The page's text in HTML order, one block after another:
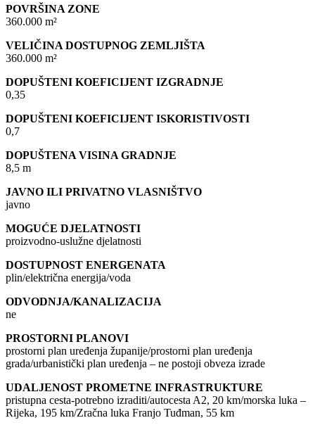
POVRŠINA ZONE
360.000 m²
VELIČINA DOSTUPNOG ZEMLJIŠTA
360.000 m²
DOPUŠTENI KOEFICIJENT IZGRADNJE
0,35
DOPUŠTENI KOEFICIJENT ISKORISTIVOSTI
0,7
DOPUŠTENA VISINA GRADNJE
8,5 m
JAVNO ILI PRIVATNO VLASNIŠTVO
javno
MOGUĆE DJELATNOSTI
proizvodno-uslužne djelatnosti
DOSTUPNOST ENERGENATA
plin/električna energija/voda
ODVODNJA/KANALIZACIJA
ne
PROSTORNI PLANOVI
prostorni plan uređenja županije/prostorni plan uređenja
grada/urbanistički plan uređenja – ne postoji obveza izrade
UDALJENOST PROMETNE INFRASTRUKTURE
pristupna cesta-potrebno izraditi/autocesta A2, 20 km/morska luka –
Rijeka, 195 km/Zračna luka Franjo Tuđman, 55 km